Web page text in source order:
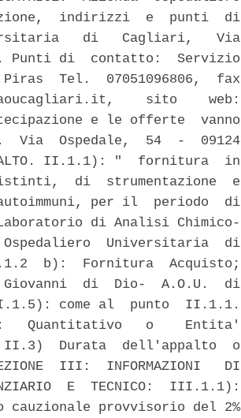
indirizzi  e  punti  di
di   Cagliari,   Via
Punti di  contatto:  Servizio
Piras  Tel.  07051096806,  fax
sito    web:
e le offerte  vanno
Ospedale,  54  -  09124
II.1.1): "  fornitura  in
di  strumentazione  e
per il  periodo  di
di Analisi Chimico-
Universitaria  di
b):  Fornitura  Acquisto;
Giovanni  di  Dio-  A.O.U.  di
come al  punto  II.1.1.
Quantitativo   o    Entita'
II.3)  Durata  dell'appalto  o
III:  INFORMAZIONI   DI
E  TECNICO:  III.1.1):
provvisorio del 2%